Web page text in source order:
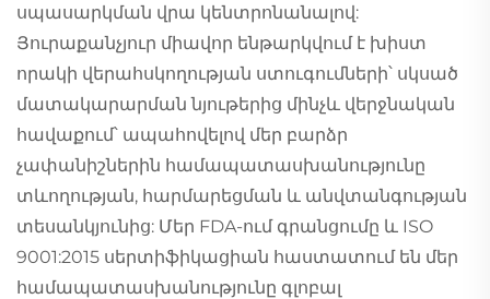
սպասարկման վրա կենտրոնանալով:
Յուրաքանչյուր միավոր ենթարկվում է խիստ
որակի վերահսկողության ստուգումների՝ սկսած
մատակարարման նյութերից մինչև վերջնական
հավաքում՝ ապահովելով մեր բարձր
չափանիշներին համապատասխանությունը
տևողության, հարմարեցման և անվտանգության
տեսանկյունից: Մեր FDA-ում գրանցումը և ISO
9001:2015 սերտիֆիկացիան հաստատում են մեր
համապատասխանությունը գլոբալ